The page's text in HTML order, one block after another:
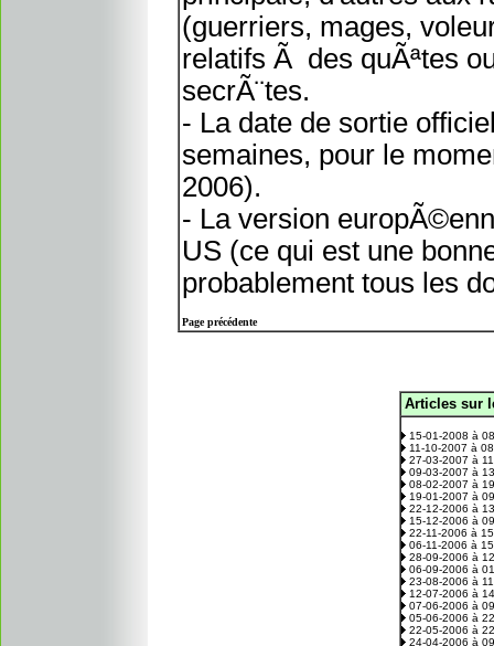
(guerriers, mages,
relatifs Ã des quÃªtes
secrÃ¨tes.
- La date de sortie
semaines, pour le
2006).
- La version
US (ce qui est une
probablement tous les
Page précédente
Articles sur
15-01-2008 à
11-10-2007 à
27-03-2007 à
09-03-2007 à
08-02-2007 à
19-01-2007 à
22-12-2006 à
15-12-2006 à
22-11-2006 à
06-11-2006 à
28-09-2006 à
06-09-2006 à
23-08-2006 à
12-07-2006 à
07-06-2006 à
05-06-2006 à
22-05-2006 à
24-04-2006 à